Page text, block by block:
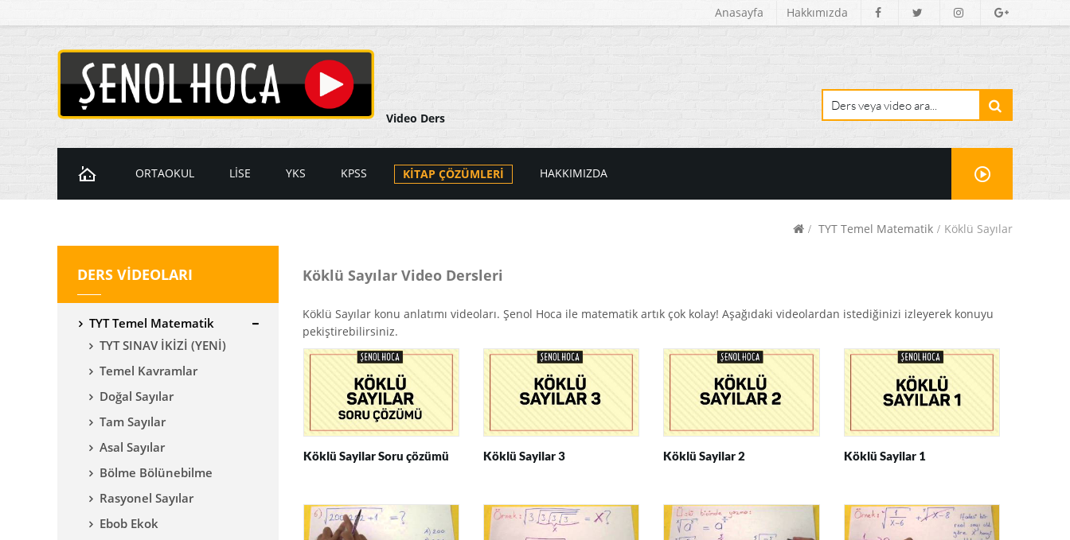
Anasayfa Hakkımızda
Video Ders
ORTAOKUL
8. Sınıf Videoları
LİSE
10. Sınıf Videoları
11. Sınıf Videoları
12. Sınıf Videoları
YKS
İleri Matematik
YKS Geometri
KPSS KİTAP ÇÖZÜMLERİ HAKKIMIZDA
TYT Temel Matematik Köklü Sayılar
DERS VİDEOLARI
TYT Temel Matematik
TYT SINAV İKİZİ (YENİ)
Temel Kavramlar
Doğal Sayılar
Tam Sayılar
Asal Sayılar
Bölme Bölünebilme
Rasyonel Sayılar
Ebob Ekok
Köklü Sayılar Video Dersleri
Köklü Sayılar konu anlatımı videoları. Şenol Hoca ile matematik artık çok kolay! Aşağıdaki videolardan istediğinizi izleyerek konuyu
pekiştirebilirsiniz.
Köklü Sayilar Soru çözümü Köklü Sayilar 3 Köklü Sayilar 2 Köklü Sayilar 1